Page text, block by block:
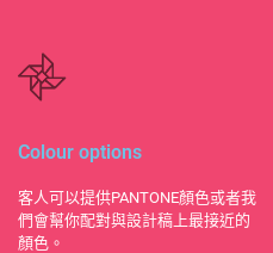
Colour options
客人可以提供PANTONE顏色或者我
們會幫你配對與設計稿上最接近的
顏色。